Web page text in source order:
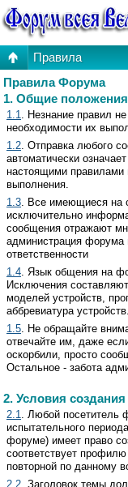
Правила
Правила Форума
1. Общие
1.1
. Незнание правил
необходимости их
1.2 . Отправка любого
автоматически
настоящими правилами
выполнения.
1.3 . Все имеющиеся на
исключительно
сообщения отражают
администрация форума
ответственности
1.4 . Язык общения на
Исключения
моделей устройств,
аббревиатура устройств.
1.5 . Не обращайте
отвечайте им, даже
оскорбили, просто
Остальное - забота
2. Условия
2.1
. Любой посетитель
испытательного
форуме) имеет право
соответствует
повторной по данному
2.2 . Заголовок темы